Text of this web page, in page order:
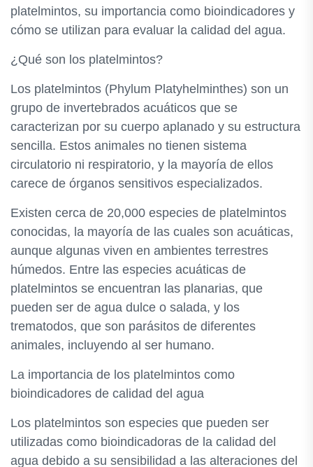
platelmintos, su importancia como bioindicadores y
cómo se utilizan para evaluar la calidad del agua.
¿Qué son los platelmintos?
Los platelmintos (Phylum Platyhelminthes) son un
grupo de invertebrados acuáticos que se
caracterizan por su cuerpo aplanado y su estructura
sencilla. Estos animales no tienen sistema
circulatorio ni respiratorio, y la mayoría de ellos
carece de órganos sensitivos especializados.
Existen cerca de 20,000 especies de platelmintos
conocidas, la mayoría de las cuales son acuáticas,
aunque algunas viven en ambientes terrestres
húmedos. Entre las especies acuáticas de
platelmintos se encuentran las planarias, que
pueden ser de agua dulce o salada, y los
trematodos, que son parásitos de diferentes
animales, incluyendo al ser humano.
La importancia de los platelmintos como
bioindicadores de calidad del agua
Los platelmintos son especies que pueden ser
utilizadas como bioindicadoras de la calidad del
agua debido a su sensibilidad a las alteraciones del